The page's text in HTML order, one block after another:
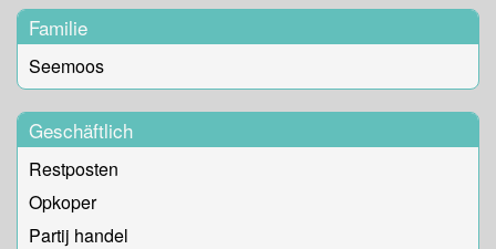
Familie
Seemoos
Geschäftlich
Restposten
Opkoper
Partij handel